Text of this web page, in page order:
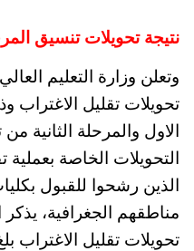
نتيجة تحويلات تنسيق المرحلة
وتعلن وزارة التعليم
تحويلات تقليل الاغتراب
التحويلات الخاصة بعملية
الذين رشحوا للقبول
مناطقهم الجغرافية،
تحويلات تقليل الاغتراب